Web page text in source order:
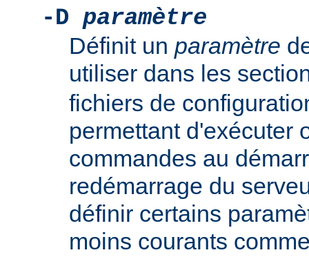
-D paramètre
Définit un paramètre
utiliser dans les
fichiers de
permettant d'exécuter
commandes au
redémarrage du
définir certains
moins courants